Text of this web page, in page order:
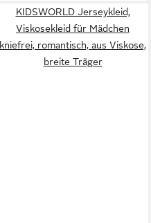
KIDSWORLD Jerseykleid,
Viskosekleid für Mädchen
kniefrei, romantisch, aus Viskose,
breite Träger